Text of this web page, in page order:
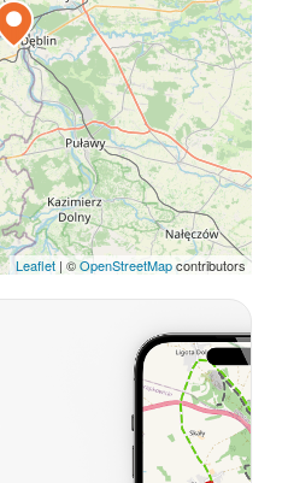
Leaflet | ©OpenStreetMapcontributors